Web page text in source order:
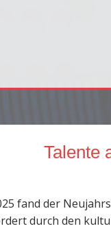
Talente
fand der
durch den